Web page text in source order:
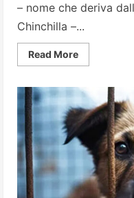
– nome che deriva
Chinchilla –...
Read MoreRead
more
Burmilla:
un
gatto
allegro,
equilibrato
e
molto
affettuoso